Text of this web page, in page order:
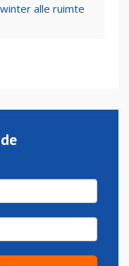
alle ruimte